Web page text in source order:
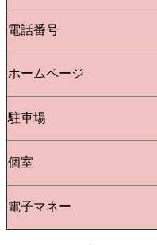
電話番号
ホームページ
駐車場
個室
電子マネー